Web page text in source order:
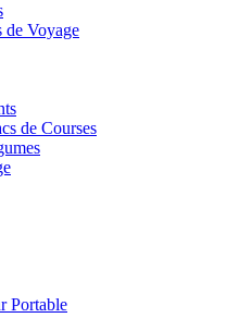
de Voyage
de Courses
Portable